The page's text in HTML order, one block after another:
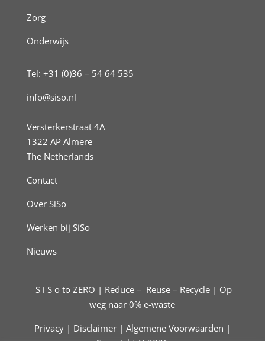
Zorg
Onderwijs
Tel: +31 (0)36 – 54 64 535
info@siso.nl
Versterkerstraat 4A
1322 AP Almere
The Netherlands
Contact
Over SiSo
Werken bij SiSo
Nieuws
S i S o to ZERO | Reduce – Reuse – Recycle | Op
weg naar 0% e-waste
Privacy | Disclaimer | Algemene Voorwaarden |